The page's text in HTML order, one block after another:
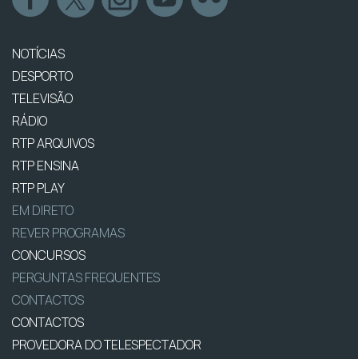
NOTÍCIAS
DESPORTO
TELEVISÃO
RÁDIO
RTP ARQUIVOS
RTP ENSINA
RTP PLAY
EM DIRETO
REVER PROGRAMAS
CONCURSOS
PERGUNTAS FREQUENTES
CONTACTOS
CONTACTOS
PROVEDORA DO TELESPECTADOR